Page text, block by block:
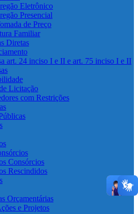
Eletrônico
Presencial
de Preço
Familiar
Diretas
art. 24 inciso I e II e art. 75 inciso I e II
Licitação
com Restrições
Consórcios
Rescindidos
Orçamentárias
e Projetos